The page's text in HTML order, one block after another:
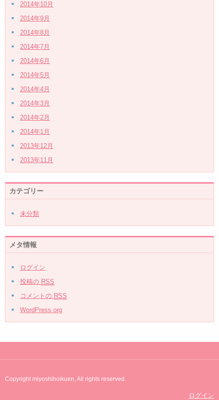
2014年10月
2014年9月
2014年8月
2014年7月
2014年6月
2014年5月
2014年4月
2014年3月
2014年2月
2014年1月
2013年12月
2013年11月
カテゴリー
未分類
メタ情報
ログイン
投稿の RSS
コメントの RSS
WordPress.org
Copyright miyoshihoikuen, All rights reserved.
ログイン